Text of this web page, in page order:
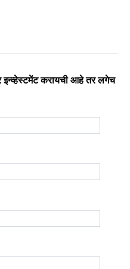
इन्व्हेस्टमेंट करायची आहे तर लगेच